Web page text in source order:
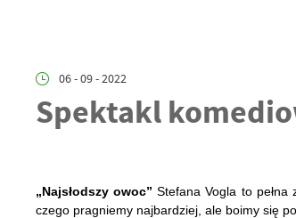
06 - 09 - 2022
Spektakl
„Najsłodszy owoc” Stefana Vogla to
czego pragniemy najbardziej, ale boimy się̨